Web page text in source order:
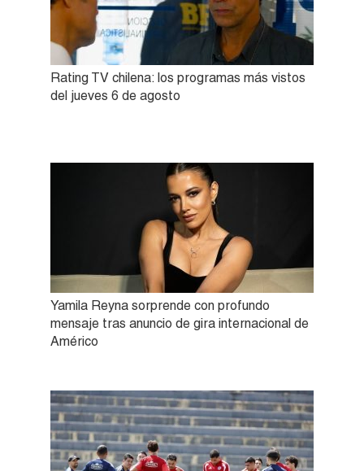
Rating TV chilena: los programas más vistos
del jueves 6 de agosto
Yamila Reyna sorprende con profundo
mensaje tras anuncio de gira internacional de
Américo